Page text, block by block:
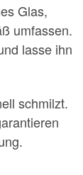
Glas,
umfassen.
lasse ihn
schmilzt.